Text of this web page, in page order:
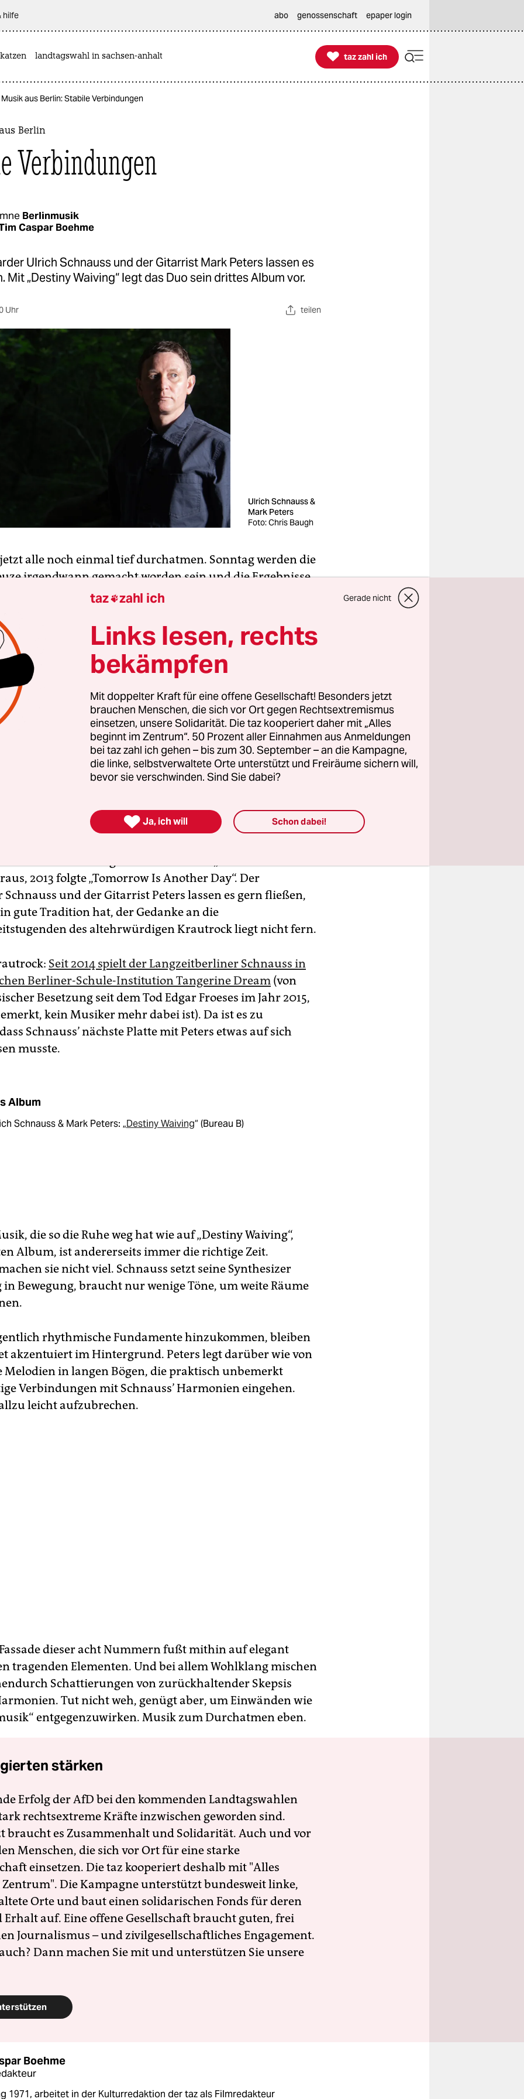
hilfe abo genossenschaft epaper login
katzen landtagswahl in sachsen-anhalt 
taz zahl ich
taz zahl ich
aus Berlin: Stabile Verbindungen
Berlin
Verbindungen
Berlinmusik
Caspar Boehme
Ulrich Schnauss und der Gitarrist Mark Peters lassen es
Mit „Destiny Waiving“ legt das Duo sein drittes Album vor.
Uhr teilen
Ulrich Schnauss &
Mark Peters
Foto: Chris Baugh
alle noch einmal tief durchatmen. Sonntag werden die
irgendwann gemacht worden sein und die Ergebnisse
zumindest angedeutet haben. Danach gibt es genug
sich ausgiebig zu ärgern oder vielleicht, wer weiß, sogar
von der Wahl – in Berlin sind es ja gleich mehrere –
vorher und perspektivisch dann etwas später wieder
Das Duo
Ulrich Schnaussund Mark Peters sagt sich das
seit einigen Jahren.
2013 folgte „Tomorrow Is Another Day“. Der
Schnauss und der Gitarrist Peters lassen es gern fließen,
gute Tradition hat, der Gedanke an die
des altehrwürdigen Krautrock liegt nicht fern.
Seit 2014 spielt der Langzeitberliner Schnauss in
Berliner-Schule-Institution Tangerine Dream (von
Besetzung seit dem Tod Edgar Froeses im Jahr 2015,
kein Musiker mehr dabei ist). Da ist es zu
Schnauss’ nächste Platte mit Peters etwas auf sich
musste.
Album
Schnauss & Mark Peters: „Destiny Waiving“ (Bureau B)
die so die Ruhe weg hat wie auf „Destiny Waiving“,
Album, ist andererseits immer die richtige Zeit.
sie nicht viel. Schnauss setzt seine Synthesizer
Bewegung, braucht nur wenige Töne, um weite Räume
rhythmische Fundamente hinzukommen, bleiben
akzentuiert im Hintergrund. Peters legt darüber wie von
Melodien in langen Bögen, die praktisch unbemerkt
Verbindungen mit Schnauss’ Harmonien eingehen.
leicht aufzubrechen.
dieser acht Nummern fußt mithin auf elegant
tragenden Elementen. Und bei allem Wohlklang mischen
Schattierungen von zurückhaltender Skepsis
Tut nicht weh, genügt aber, um Einwänden wie
entgegenzuwirken. Musik zum Durchatmen eben.
stärken
Erfolg der AfD bei den kommenden Landtagswahlen
rechtsextreme Kräfte inzwischen geworden sind.
braucht es Zusammenhalt und Solidarität. Auch und vor
Menschen, die sich vor Ort für eine starke
einsetzen. Die taz kooperiert deshalb mit "Alles
Die Kampagne unterstützt bundesweit linke,
Orte und baut einen solidarischen Fonds für deren
Erhalt auf. Eine offene Gesellschaft braucht guten, frei
Journalismus – und zivilgesellschaftliches Engagement.
Dann machen Sie mit und unterstützen Sie unsere
Boehme
1971, arbeitet in der Kulturredaktion der taz als Filmredakteur
taz zahl ich Gerade nicht
Links lesen, rechts
bekämpfen
Mit doppelter Kraft für eine offene Gesellschaft! Besonders jetzt
brauchen Menschen, die sich vor Ort gegen Rechtsextremismus
einsetzen, unsere Solidarität. Die taz kooperiert daher mit „Alles
beginnt im Zentrum“. 50 Prozent aller Einnahmen aus Anmeldungen
bei taz zahl ich gehen – bis zum 30. September – an die Kampagne,
die linke, selbstverwaltete Orte unterstützt und Freiräume sichern will,
bevor sie verschwinden. Sind Sie dabei?
 Ja, ich will Schon dabei!